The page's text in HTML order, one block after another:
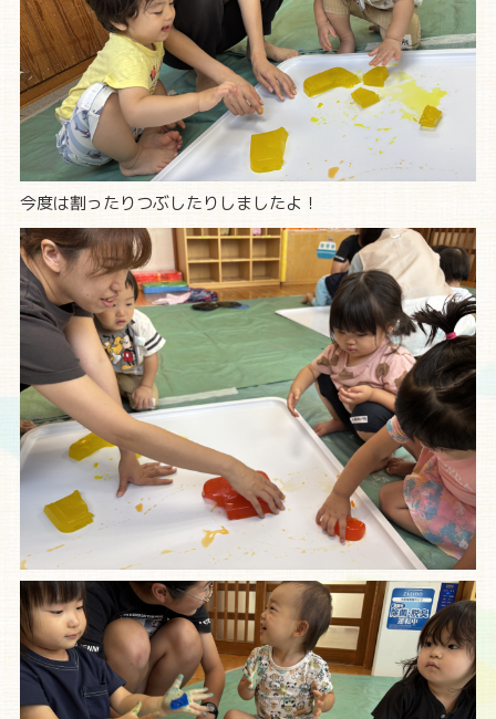
今度は割ったりつぶしたりしましたよ！